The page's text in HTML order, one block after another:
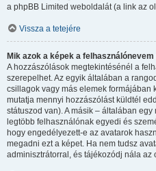
a phpBB Limited weboldalát (a link az
Vissza a tetejére
Mik azok a képek a
A hozzászólások megtekintésénél a
szerepelhet. Az egyik általában a
csillagok vagy más elemek formájában
mutatja mennyi hozzászólást küldtél
státuszod van). A másik – általában
legtöbb felhasználónak egyedi és
hogy engedélyezett-e az avatarok
megadni ezt a képet. Ha nem tudsz
adminisztrátorral, és tájékozódj nála az